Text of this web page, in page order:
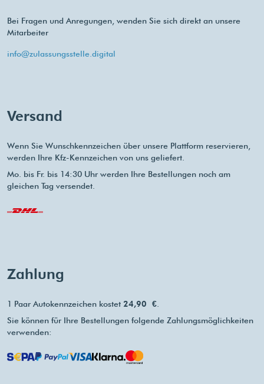
Bei Fragen und Anregungen, wenden Sie sich direkt an unsere
Mitarbeiter
info@zulassungsstelle.digital
Versand
Wenn Sie Wunschkennzeichen über unsere Plattform reservieren,
werden Ihre Kfz-Kennzeichen von uns geliefert.
Mo. bis Fr. bis 14:30 Uhr werden Ihre Bestellungen noch am
gleichen Tag versendet.
Zahlung
1 Paar Autokennzeichen kostet 24,90 €
Sie können für Ihre Bestellungen folgende Zahlungsmöglichkeiten
verwenden: